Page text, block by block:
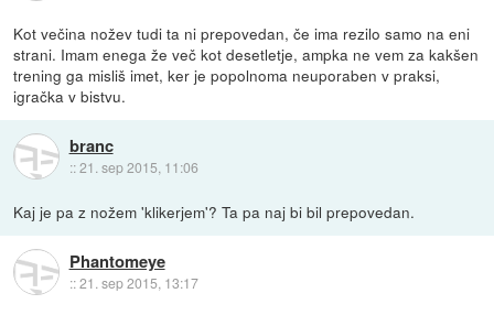
Kot večina nožev tudi ta ni prepovedan, če ima rezilo samo na eni
strani. Imam enega že več kot desetletje, ampka ne vem za kakšen
trening ga misliš imet, ker je popolnoma neuporaben v praksi,
igračka v bistvu.
branc
::21. sep 2015, 11:06
Kaj je pa z nožem 'klikerjem'? Ta pa naj bi bil prepovedan.
Phantomeye
::21. sep 2015, 13:17